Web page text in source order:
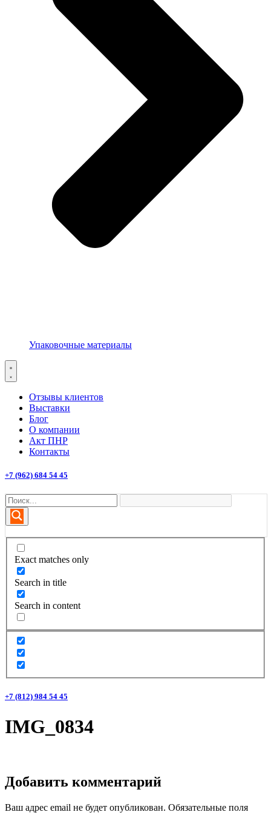
Упаковочные материалы
Отзывы клиентов
Выставки
Блог
О компании
Акт ПНР
Контакты
+7 (962) 684 54 45
Exact matches only
Search in title
Search in content
+7 (812) 984 54 45
IMG_0834
Добавить комментарий
Ваш адрес email не будет опубликован. Обязательные поля